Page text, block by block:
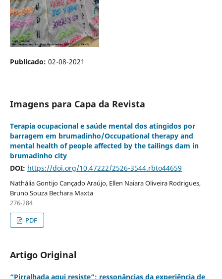
Publicado: 02-08-2021
Imagens para Capa da Revista
Terapia ocupacional e saúde mental dos atingidos por
barragem em brumadinho/Occupational therapy and
mental health of people affected by the tailings dam in
brumadinho city
DOI: https://doi.org/10.47222/2526-3544.rbto44659
Nathália Gontijo Cançado Araújo, Ellen Naiara Oliveira Rodrigues,
Bruno Souza Bechara Maxta
276-284
PDF
Artigo Original
“Pirralhada aqui resiste”: ressonâncias da experiência de